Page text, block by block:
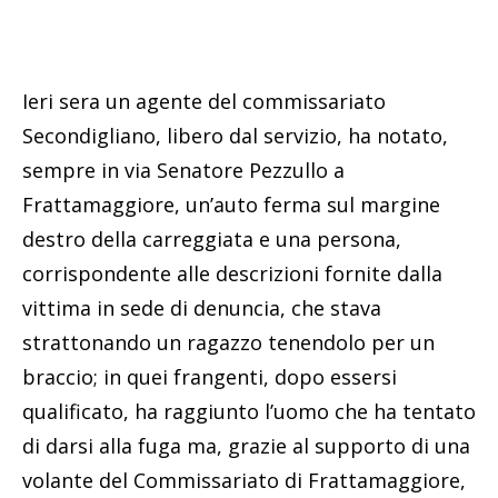
Ieri sera un agente del commissariato
Secondigliano, libero dal servizio, ha notato,
sempre in via Senatore Pezzullo a
Frattamaggiore, un’auto ferma sul margine
destro della carreggiata e una persona,
corrispondente alle descrizioni fornite dalla
vittima in sede di denuncia, che stava
strattonando un ragazzo tenendolo per un
braccio; in quei frangenti, dopo essersi
qualificato, ha raggiunto l’uomo che ha tentato
di darsi alla fuga ma, grazie al supporto di una
volante del Commissariato di Frattamaggiore,